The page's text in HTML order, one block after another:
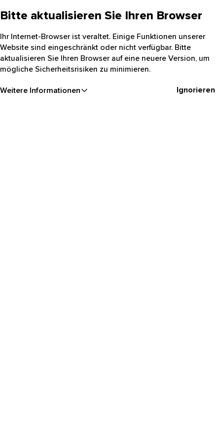
Bitte aktualisieren Sie Ihren Browser
Ihr Internet-Browser ist veraltet. Einige Funktionen unserer
Website sind eingeschränkt oder nicht verfügbar. Bitte
aktualisieren Sie Ihren Browser auf eine neuere Version, um
mögliche Sicherheitsrisiken zu minimieren.
Weitere Informationen Ignorieren